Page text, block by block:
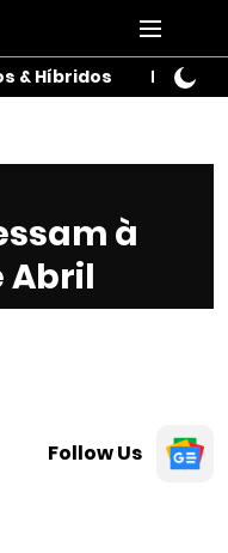
& Híbridos Motos
à
Abril
Follow Us